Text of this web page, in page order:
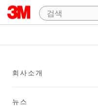
회사소개
뉴스